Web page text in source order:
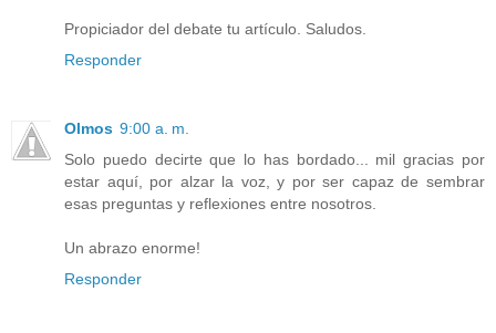
Propiciador del debate tu artículo. Saludos.
Responder
Olmos 9:00 a. m.
Solo puedo decirte que lo has bordado... mil gracias por
estar aquí, por alzar la voz, y por ser capaz de sembrar
esas preguntas y reflexiones entre nosotros.
Un abrazo enorme!
Responder